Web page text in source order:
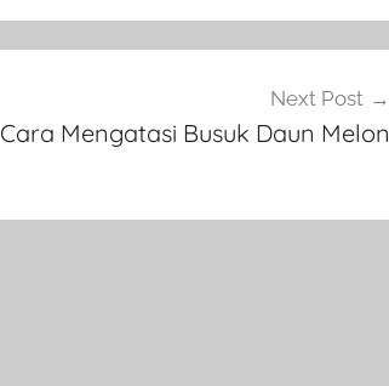
Next Post
Cara Mengatasi Busuk Daun Melon